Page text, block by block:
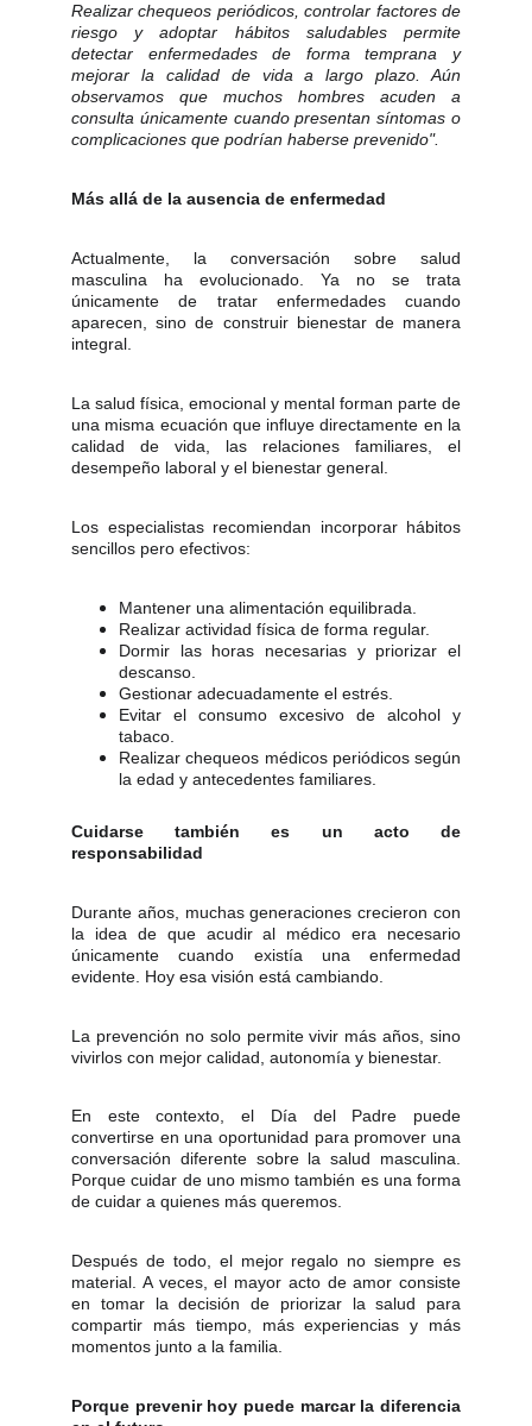
Realizar chequeos periódicos, controlar factores de
riesgo y adoptar hábitos saludables permite
detectar enfermedades de forma temprana y
mejorar la calidad de vida a largo plazo. Aún
observamos que muchos hombres acuden a
consulta únicamente cuando presentan síntomas o
complicaciones que podrían haberse prevenido".
Más allá de la ausencia de enfermedad
Actualmente, la conversación sobre salud
masculina ha evolucionado. Ya no se trata
únicamente de tratar enfermedades cuando
aparecen, sino de construir bienestar de manera
integral.
La salud física, emocional y mental forman parte de
una misma ecuación que influye directamente en la
calidad de vida, las relaciones familiares, el
desempeño laboral y el bienestar general.
Los especialistas recomiendan incorporar hábitos
sencillos pero efectivos:
Mantener una alimentación equilibrada.
Realizar actividad física de forma regular.
Dormir las horas necesarias y priorizar el
descanso.
Gestionar adecuadamente el estrés.
Evitar el consumo excesivo de alcohol y
tabaco.
Realizar chequeos médicos periódicos según
la edad y antecedentes familiares.
Cuidarse también es un acto de
responsabilidad
Durante años, muchas generaciones crecieron con
la idea de que acudir al médico era necesario
únicamente cuando existía una enfermedad
evidente. Hoy esa visión está cambiando.
La prevención no solo permite vivir más años, sino
vivirlos con mejor calidad, autonomía y bienestar.
En este contexto, el Día del Padre puede
convertirse en una oportunidad para promover una
conversación diferente sobre la salud masculina.
Porque cuidar de uno mismo también es una forma
de cuidar a quienes más queremos.
Después de todo, el mejor regalo no siempre es
material. A veces, el mayor acto de amor consiste
en tomar la decisión de priorizar la salud para
compartir más tiempo, más experiencias y más
momentos junto a la familia.
Porque prevenir hoy puede marcar la diferencia